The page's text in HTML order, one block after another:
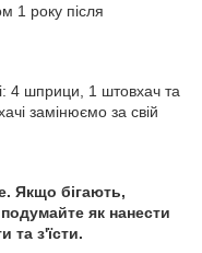
1 року після
4 шприци, 1 штовхач та
замінюємо за свій
Якщо бігають,
як нанести
та з'їсти.